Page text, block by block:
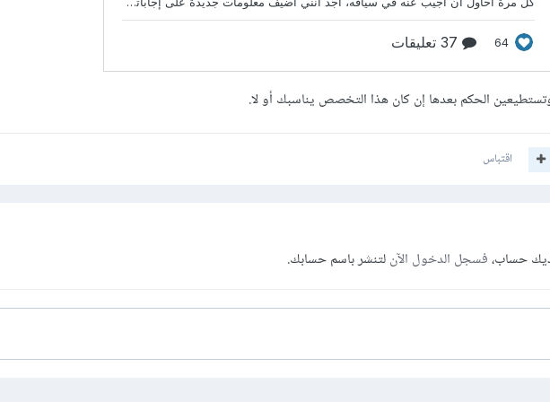
الحكم بعدها إن كان هذا التخصص يناسبك أو لا.
اقتباس
حساب،فسجل الدخول الآنلتنشر باسم حسابك.